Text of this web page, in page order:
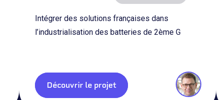
Intégrer des solutions françaises dans
l’industrialisation des batteries de 2ème G
Découvrir le projet